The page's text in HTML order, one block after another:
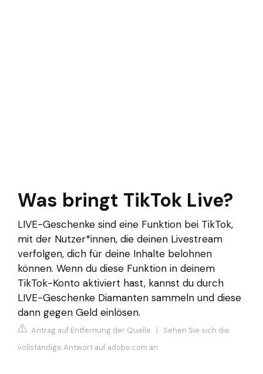
Was bringt TikTok Live?
LIVE-Geschenke sind eine Funktion bei TikTok,
mit der Nutzer*innen, die deinen Livestream
verfolgen, dich für deine Inhalte belohnen
können. Wenn du diese Funktion in deinem
TikTok-Konto aktiviert hast, kannst du durch
LIVE-Geschenke Diamanten sammeln und diese
dann gegen Geld einlösen.
Antrag auf Entfernung der Quelle | Sehen Sie sich die
vollständige Antwort auf adobe.com an